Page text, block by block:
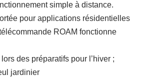
simple à distance.
pour applications résidentielles
ROAM fonctionne
des préparatifs pour l’hiver ;
jardinier